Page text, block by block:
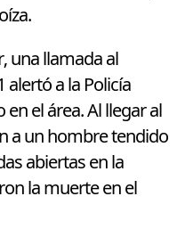
una llamada al
alertó a la Policía
el área. Al llegar al
a un hombre tendido
abiertas en la
la muerte en el